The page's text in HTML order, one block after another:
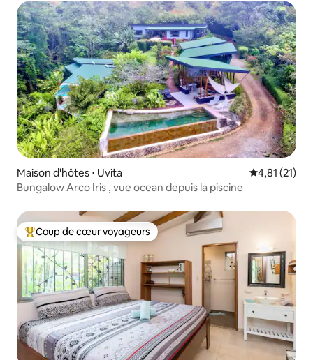
Maison d'hôtes ⋅ Uvita Évaluation
4,81 (21)
Bungalow Arco Iris , vue ocean depuis la piscine
Coups de cœur voyageurs les plus appréciés
Coup de cœur voyageurs